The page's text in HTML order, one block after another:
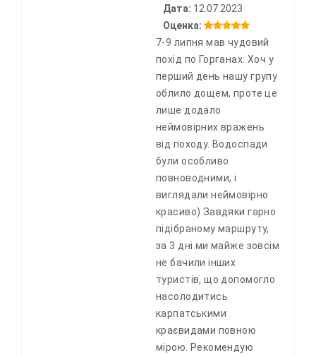
Дата: 12.07.2023
Оценка:
7-9 липня мав чудовий
похід по Горганах. Хоч у
перший день нашу групу
облило дощем, проте це
лише додало
неймовірних вражень
від походу. Водоспади
були особливо
повноводними, і
виглядали неймовірно
красиво) Завдяки гарно
підібраному маршруту,
за 3 дні ми майже зовсім
не бачили інших
туристів, що допомогло
насолодитись
карпатськими
краєвидами повною
мірою. Рекомендую